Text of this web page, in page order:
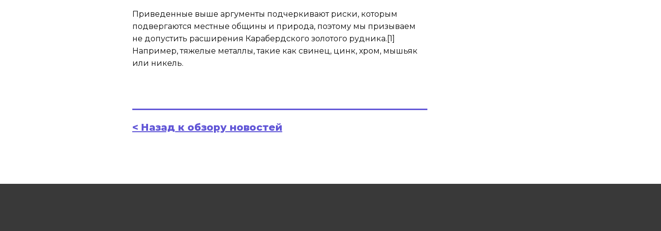
Приведенные выше аргументы подчеркивают риски, которым
подвергаются местные общины и природа, поэтому мы призываем
не допустить расширения Карабердского золотого рудника.[1]
Например, тяжелые металлы, такие как свинец, цинк, хром, мышьяк
или никель.
< Назад к обзору новостей